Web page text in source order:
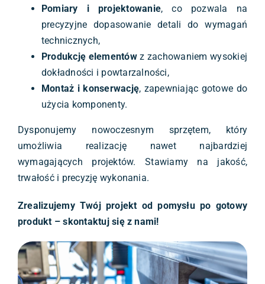
Pomiary i projektowanie, co pozwala na
precyzyjne dopasowanie detali do wymagań
technicznych,
Produkcję elementówz zachowaniem wysokiej
dokładności i powtarzalności,
Montaż i konserwację, zapewniając gotowe do
użycia komponenty.
Dysponujemy nowoczesnym sprzętem, który
umożliwia realizację nawet najbardziej
wymagających projektów. Stawiamy na jakość,
trwałość i precyzję wykonania.
Zrealizujemy Twój projekt od pomysłu po gotowy
produkt – skontaktuj się z nami!